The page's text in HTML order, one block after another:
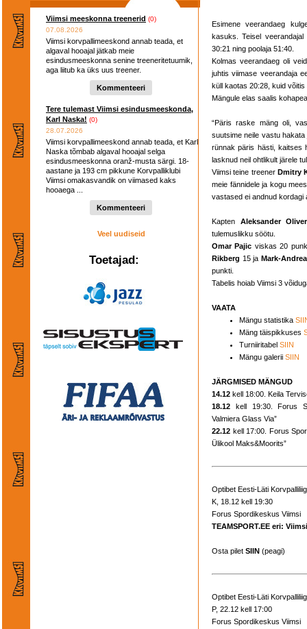
Viimsi meeskonna treenerid (0)
07.08.2026
Viimsi korvpallimeeskond annab teada, et
algaval hooajal jätkab meie
esindusmeeskonna senine treeneritetuumik,
aga liitub ka üks uus treener.
Kommenteeri
Tere tulemast Viimsi esindusmeeskonda,
Karl Naska! (0)
28.07.2026
Viimsi korvpallimeeskond annab teada, et Karl
Naska tõmbab algaval hooajal selga
esindusmeeskonna oranž-musta särgi. 18-
aastane ja 193 cm pikkune Korvpalliklubi
Viimsi omakasvandik on viimased kaks
hooaega ...
Kommenteeri
Veel uudiseid
Toetajad:
Esimene veerandaeg
kasuks. Teisel
30:21 ning poolaja 51:40.
Kolmas veerandaeg oli
juhtis viimase veerandaja
küll kaotas 20:28, kuid
Mängule elas saalis
“Päris raske mäng oli,
suutsime neile vastu
rünnak päris hästi, kaitses
lasknud neil ohtlikult järele
Viimsi teine treenerDmitry
meie fännidele ja kogu
vastased ei andnud kordagi
Kapten Aleksander
tulemuslikku söötu.
Omar Pajic viskas 20
Rikberg 15 ja Mark-
punkti.
Tabelis hoiab Viimsi 3
VAATA
Mängu statistika
Mäng täispikkuses
Turniiritabel SIIN
Mängu galerii SIIN
JÄRGMISED MÄNGUD
14.12 kell 18:00. Keila
18.12 kell 19:30. Forus
Valmiera Glass Via”
22.12 kell 17:00. Forus
Ülikool Maks&Moorits”
Optibet Eesti-Läti
K, 18.12 kell 19:30
Forus Spordikeskus Viimsi
TEAMSPORT.EE eri:
Osta pilet SIIN (peagi)
Optibet Eesti-Läti
P, 22.12 kell 17:00
Forus Spordikeskus Viimsi